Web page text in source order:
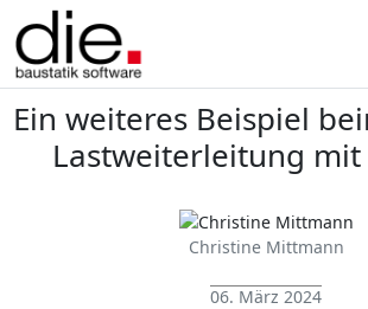
Ein weiteres Beispiel
Lastweiterleitung mit
Christine Mittmann
06. März 2024